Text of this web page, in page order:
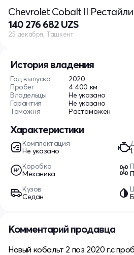
История владения
Год выпуска
2020
Пробег
4 400 км
Владельцы
Не указано
Гарантия
Не указано
Таможня
Растаможен
Характеристики
Комплектация
Не указано
Коробка
Механика
Кузов
Седан
Chevrolet Cobalt II
140 276 682 UZS
25 декабря, Ташкент
Комментарий продавца
Новый кобальт 2 поз 2020 г.с